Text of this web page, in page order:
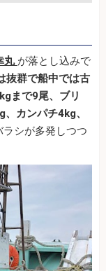
丸 が落とし込みで
抜群で船中では古
まで9尾、ブリ
カンパチ4kg、
ラシが多発しつつ